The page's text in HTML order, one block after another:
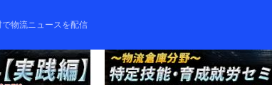
物流ニュースを配信